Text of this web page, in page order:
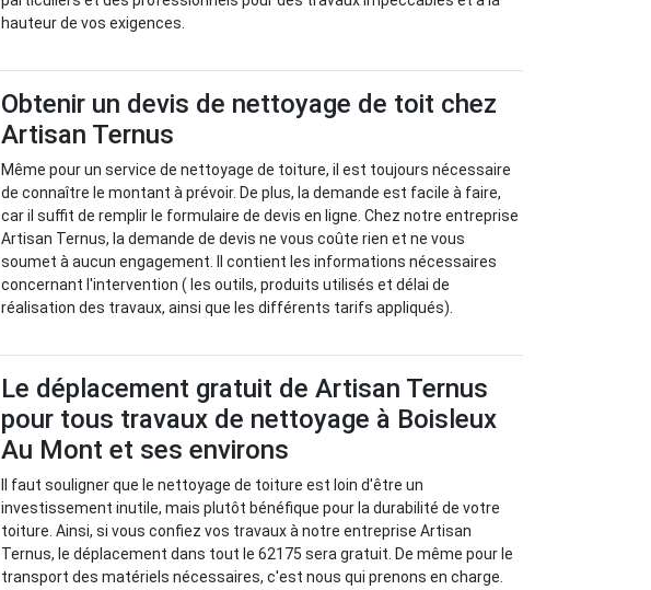
hauteur de vos exigences.
Obtenir un devis de nettoyage de toit chez
Artisan Ternus
Même pour un service de nettoyage de toiture, il est toujours nécessaire
de connaître le montant à prévoir. De plus, la demande est facile à faire,
car il suffit de remplir le formulaire de devis en ligne. Chez notre entreprise
Artisan Ternus, la demande de devis ne vous coûte rien et ne vous
soumet à aucun engagement. Il contient les informations nécessaires
concernant l'intervention ( les outils, produits utilisés et délai de
réalisation des travaux, ainsi que les différents tarifs appliqués).
Le déplacement gratuit de Artisan Ternus
pour tous travaux de nettoyage à Boisleux
Au Mont et ses environs
Il faut souligner que le nettoyage de toiture est loin d'être un
investissement inutile, mais plutôt bénéfique pour la durabilité de votre
toiture. Ainsi, si vous confiez vos travaux à notre entreprise Artisan
Ternus, le déplacement dans tout le 62175 sera gratuit. De même pour le
transport des matériels nécessaires, c'est nous qui prenons en charge.